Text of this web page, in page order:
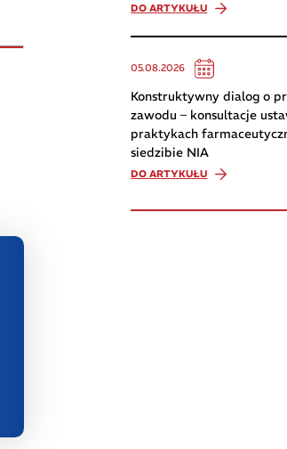
DO ARTYKUŁU
05.08.2026
Konstruktywny dialog o
zawodu – konsultacje
praktykach
siedzibie NIA
DO ARTYKUŁU